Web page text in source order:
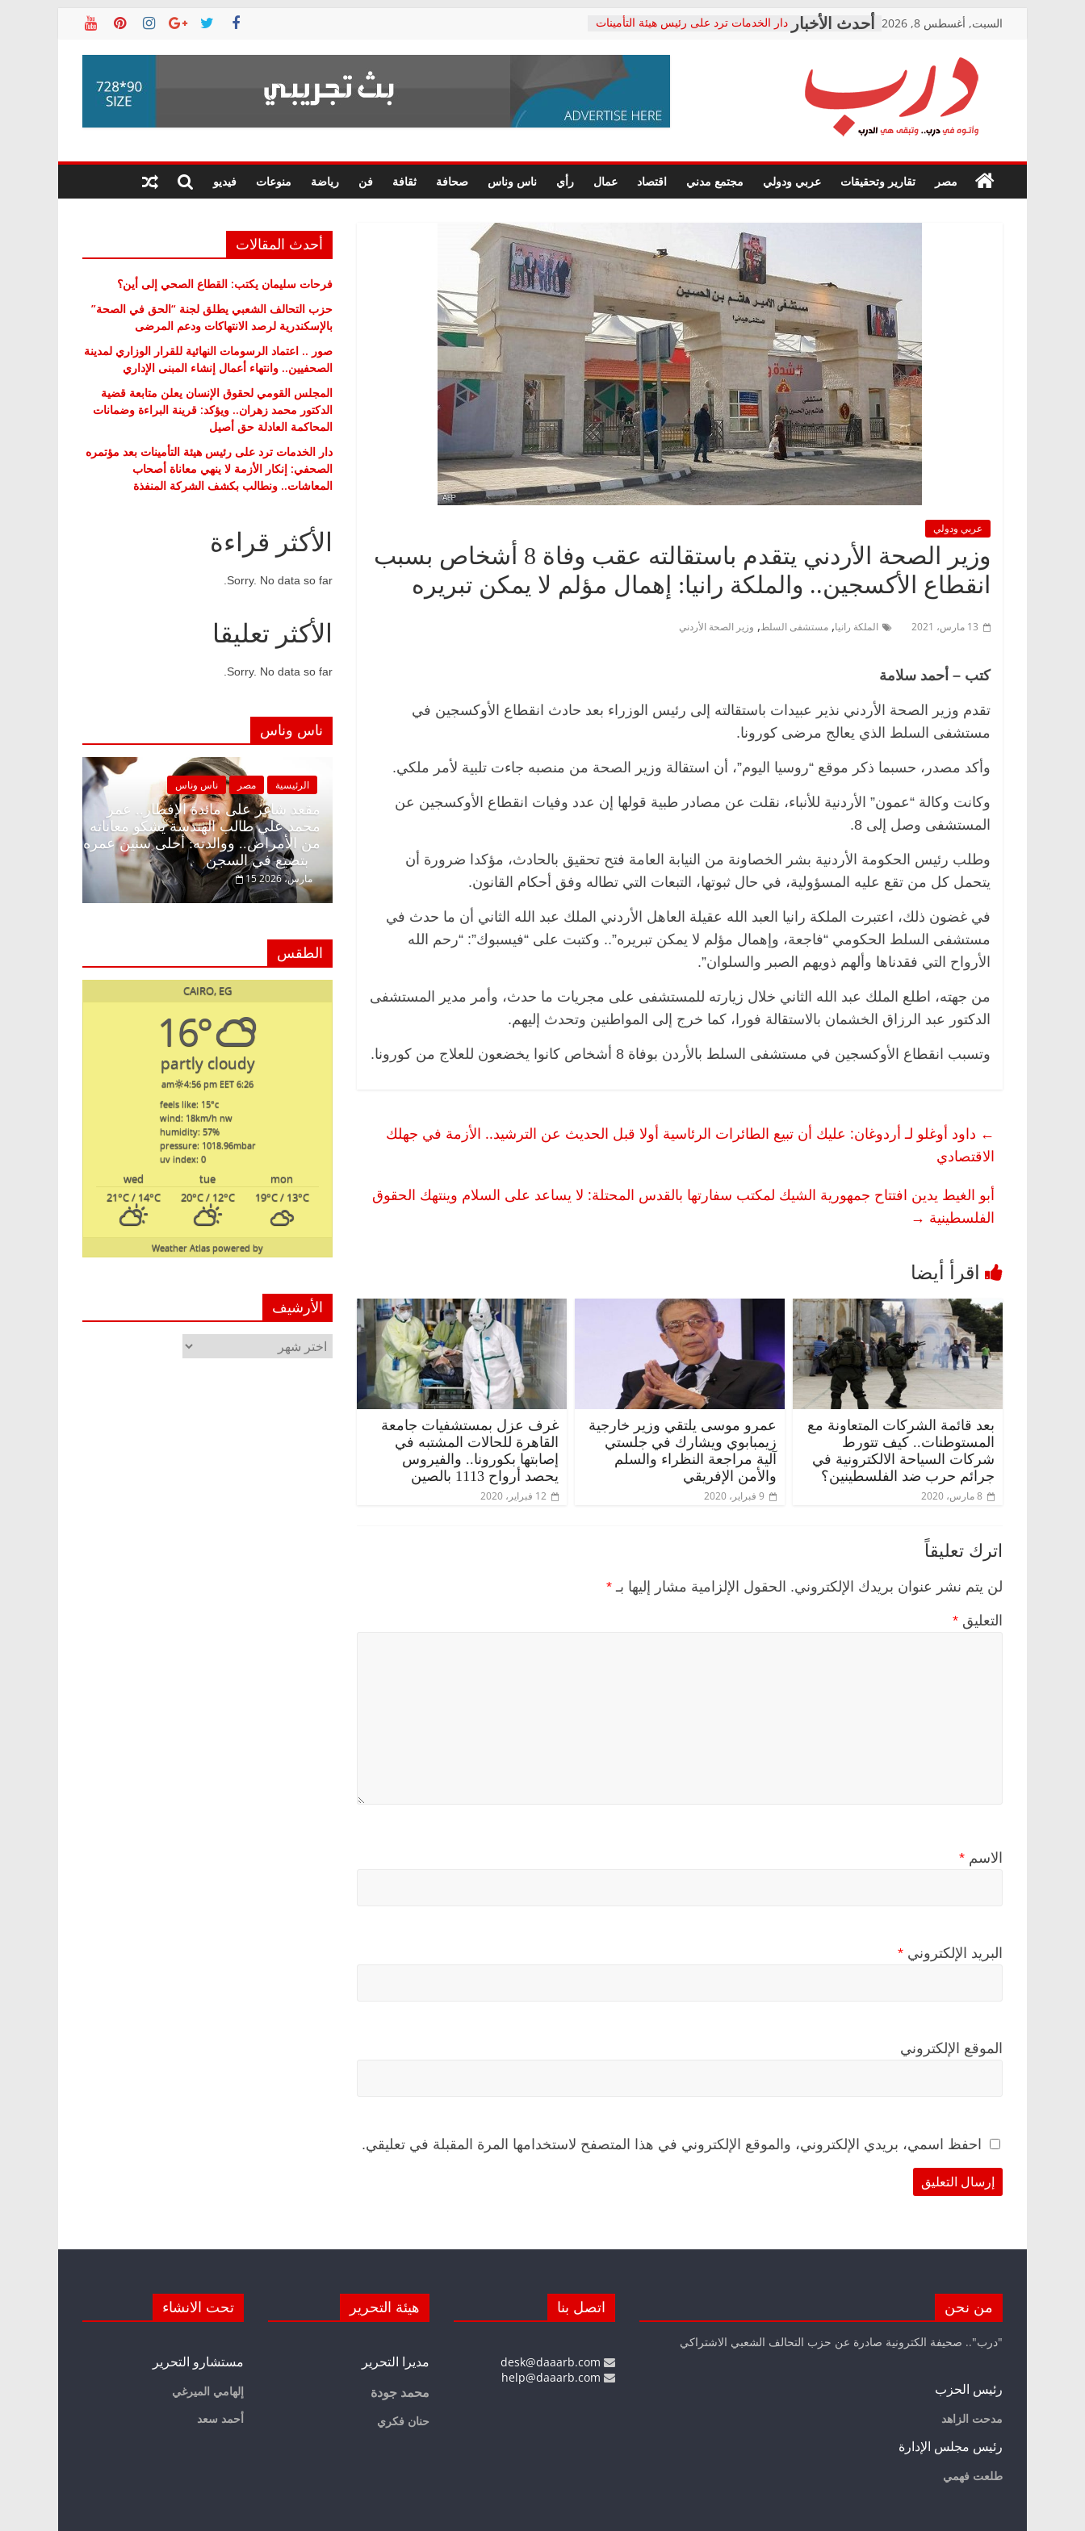
السبت, أغسطس 8, 2026
دار الخدمات ترد على رئيس هيئة التأمينات
معاناة أصحاب المعاشات.. ونطالب بكشف
فرحات سليمان يكتب: القطاع الصحي إلى
حزب التحالف الشعبي يطلق لجنة “الحق
صور .. اعتماد الرسومات النهائية للقرار
الوزاري لمدينة الصحفيين.. وانتهاء أعمال
إنشاء المبنى الإداري
متابعة قضية الدكتور محمد زهران.. ويؤكد:
قرينة البراءة وضمانات المحاكمة العادلة
حق أصيل
درب
في
درب..
مصر تقارير وتحقيقات عربي ودولي مجتمع مدني اقتصاد عمال رأي ناس وناس صحافة ثقافة فن رياضة منوعات فيديو
عربي ودولي
وزير الصحة الأردني يتقدم باستقالته عقب وفاة 8 أشخاص بسبب
انقطاع الأكسجين.. والملكة رانيا: إهمال مؤلم لا يمكن تبريره
13 مارس، 2021 الملكة رانيا, مستشفى السلط, وزير الصحة الأردني
كتب – أحمد سلامة
تقدم وزير الصحة الأردني نذير عبيدات باستقالته إلى رئيس الوزراء بعد حادث انقطاع الأوكسجين في
مستشفى السلط الذي يعالج مرضى كورونا.
وأكد مصدر، حسبما ذكر موقع “روسيا اليوم”، أن استقالة وزير الصحة من منصبه جاءت تلبية لأمر ملكي.
وكانت وكالة “عمون” الأردنية للأنباء، نقلت عن مصادر طبية قولها إن عدد وفيات انقطاع الأوكسجين عن
المستشفى وصل إلى 8.
وطلب رئيس الحكومة الأردنية بشر الخصاونة من النيابة العامة فتح تحقيق بالحادث، مؤكدا ضرورة أن
يتحمل كل من تقع عليه المسؤولية، في حال ثبوتها، التبعات التي تطاله وفق أحكام القانون.
في غضون ذلك، اعتبرت الملكة رانيا العبد الله عقيلة العاهل الأردني الملك عبد الله الثاني أن ما حدث في
مستشفى السلط الحكومي “فاجعة، وإهمال مؤلم لا يمكن تبريره”.. وكتبت على “فيسبوك”: “رحم الله
الأرواح التي فقدناها وألهم ذويهم الصبر والسلوان”.
من جهته، اطلع الملك عبد الله الثاني خلال زيارته للمستشفى على مجريات ما حدث، وأمر مدير المستشفى
الدكتور عبد الرزاق الخشمان بالاستقالة فورا، كما خرج إلى المواطنين وتحدث إليهم.
وتسبب انقطاع الأوكسجين في مستشفى السلط بالأردن بوفاة 8 أشخاص كانوا يخضعون للعلاج من كورونا.
← داود أوغلو لـ أردوغان: عليك أن تبيع الطائرات الرئاسية أولا قبل الحديث عن الترشيد.. الأزمة في جهلك
الاقتصادي
أبو الغيط يدين افتتاح جمهورية الشيك لمكتب سفارتها بالقدس المحتلة: لا يساعد على السلام وينتهك الحقوق
الفلسطينية →
بعد قائمة الشركات المتعاونة مع
المستوطنات.. كيف تتورط
شركات السياحة الالكترونية في
جرائم حرب ضد الفلسطينين؟
8 مارس، 2020
عمرو موسى يلتقي وزير خارجية
زيمبابوي ويشارك في جلستي
آلية مراجعة النظراء والسلم
والأمن الإفريقي
9 فبراير، 2020
غرف عزل بمستشفيات جامعة
القاهرة للحالات المشتبه في
إصابتها بكورونا.. والفيروس
يحصد أرواح 1113 بالصين
12 فبراير، 2020
اترك تعليقاً
لن يتم نشر عنوان بريدك الإلكتروني. الحقول الإلزامية مشار إليها بـ *
التعليق *
الاسم *
البريد الإلكتروني *
الموقع الإلكتروني
احفظ اسمي، بريدي الإلكتروني، والموقع الإلكتروني في هذا المتصفح لاستخدامها المرة المقبلة في تعليقي.
أحدث المقالات
فرحات سليمان يكتب: القطاع الصحي إلى أين؟
حزب التحالف الشعبي يطلق لجنة “الحق في الصحة”
بالإسكندرية لرصد الانتهاكات ودعم المرضى
صور .. اعتماد الرسومات النهائية للقرار الوزاري لمدينة
الصحفيين.. وانتهاء أعمال إنشاء المبنى الإداري
المجلس القومي لحقوق الإنسان يعلن متابعة قضية
الدكتور محمد زهران.. ويؤكد: قرينة البراءة وضمانات
المحاكمة العادلة حق أصيل
دار الخدمات ترد على رئيس هيئة التأمينات بعد مؤتمره
الصحفي: إنكار الأزمة لا ينهي معاناة أصحاب
المعاشات.. ونطالب بكشف الشركة المنفذة
الأكثر قراءة
Sorry. No data so far.
الأكثر تعليقا
Sorry. No data so far.
ناس وناس
الرئيسية
مقعد شاغر على مائدة
محمد علي طالب
من الأمراض.. ووالدته:
بتضيع في السجن
15 مارس، 2026
ناس وناس
مقعد شاغر على الإفطار وبلكونة بلا زينة
رمضان.. د. عبدالخالق فاروق خبير
اقتصادي في انتظار حلم الحرية ولمة
مقعد شاغر على مائدة الإفطار.. يحيى
(بروفايل)
21 فبراير، 2026
الرئيسية مصر ناس وناس
في ذكرى رحيله.. د. نور فرحات فقيه
للحرية (بروفايل)
26 يناير، 2026
فاروق.. خبير اقتصادي
الطقس
CAIRO, EG
16°
partly cloudy
6:26 am
4:56 pm EET
feels like: 15°c
wind: 18km/h nw
humidity: 57%
pressure: 1018.96mbar
uv index: 0
mon
tue
wed
19°C/ 13°C
20°C/ 12°C
21°C/ 14°C
powered by
Weather Atlas
الأرشيف
الأرشيف
من نحن
"درب".. صحيفة الكترونية صادرة عن حزب التحالف الشعبي الاشتراكي
رئيس الحزب
مدحت الزاهد
رئيس مجلس الإدارة
طلعت فهمي
اتصل بنا هيئة التحرير
مديرا التحرير
محمد جودة
حنان فكري
تحت الانشاء
مستشارو التحرير
إلهامي الميرغي
أحمد سعد